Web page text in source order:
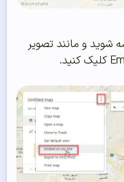
شوید و مانند تصویر